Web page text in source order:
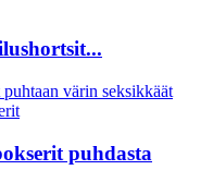
puhdasta